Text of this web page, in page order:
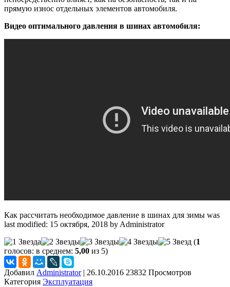
прямую износ отдельных элементов автомобиля.
Видео оптимального давления в шинах автомобиля:
Как рассчитать необходимое давление в шинах для зимы was
last modified: 15 октября, 2018 by Administrator
(1
голосов: в среднем: 5,00 из 5)
Добавил Administrator | 26.10.2016 23832 Просмотров
Категория Эксплуатация